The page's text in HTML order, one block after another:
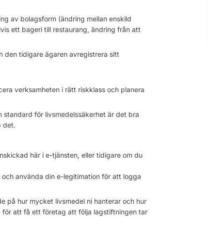
av bolagsform (ändring mellan enskild
ett bageri till restaurang, ändring från att
den tidigare ägaren avregistrera sitt
verksamheten i rätt riskklass och planera
för livsmedelssäkerhet är det bra
det.​
här i e-tjänsten, eller tidigare om du
använda din e-legitimation för att logga
på hur mycket livsmedel ni hanterar och hur
för att få ett företag att följa lagstiftningen tar